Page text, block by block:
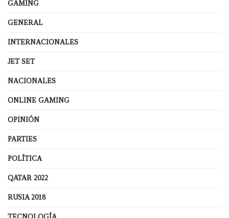
GAMING
GENERAL
INTERNACIONALES
JET SET
NACIONALES
ONLINE GAMING
OPINIÓN
PARTIES
POLÍTICA
QATAR 2022
RUSIA 2018